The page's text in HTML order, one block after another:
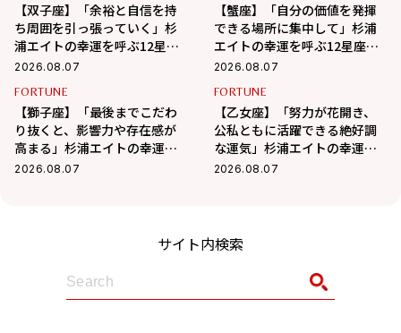
【双子座】「余裕と自信を持
ち周囲を引っ張っていく」杉
浦エイトの幸運を呼ぶ12星座
占い（8/7～9/6）
2026.08.07
【蟹座】「自分の価値を発揮
できる場所に集中して」杉浦
エイトの幸運を呼ぶ12星座占
い（7/7～8/6）
2026.08.07
FORTUNE
【獅子座】「最後までこだわ
り抜くと、影響力や存在感が
高まる」杉浦エイトの幸運を
呼ぶ12星座占い（8/7～
2026.08.07
FORTUNE
【乙女座】「努力が花開き、
公私ともに活躍できる絶好調
な運気」杉浦エイトの幸運を
呼ぶ12星座占い（8/7～9/6）
2026.08.07
サイト内検索